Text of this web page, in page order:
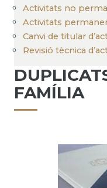
Activitats no
Activitats
Canvi de titular
Revisió tècnica
FAMÍLIA